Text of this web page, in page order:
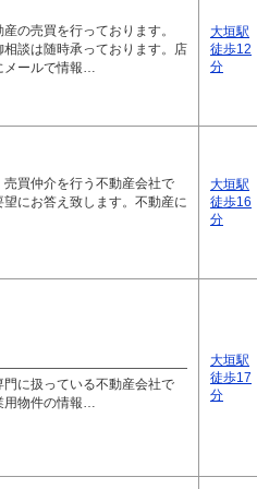
の売買を行っております。
相談は随時承っております。店
メールで情報…
大垣駅
徒歩12
分
買仲介を行う不動産会社で
にお答え致します。不動産に
大垣駅
徒歩16
分
に扱っている不動産会社で
用物件の情報…
大垣駅
徒歩17
分